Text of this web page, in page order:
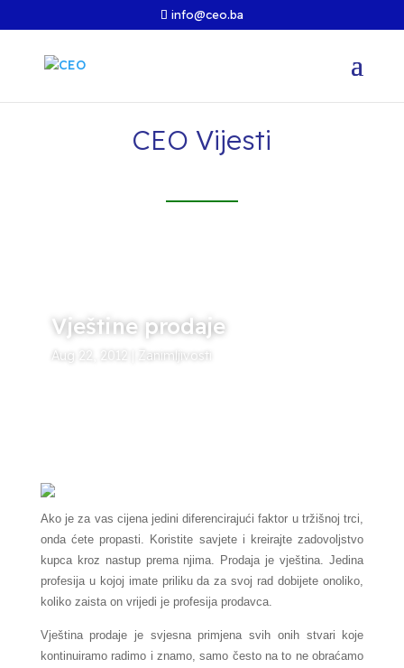
info@ceo.ba
CEO Vijesti
Vještine prodaje
Aug 22, 2012 Zanimljivosti
Ako je za vas cijena jedini diferencirajući faktor u tržišnoj trci,
onda ćete propasti. Koristite savjete i kreirajte zadovoljstvo
kupca kroz nastup prema njima. Prodaja je vještina.Jedina
profesija u kojoj imate priliku da za svoj rad dobijete onoliko,
koliko zaista on vrijedi je profesija prodavca.
Vještina prodaje je svjesna primjena svih onih stvari koje
kontinuiramo radimo i znamo, samo često na to ne obraćamo